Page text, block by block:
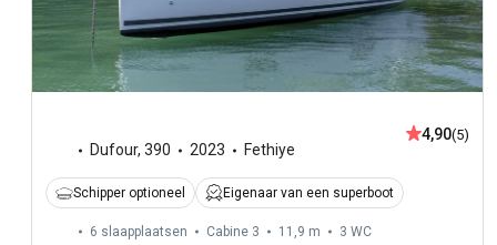
Dufour, 390 2023 Fethiye
4,90(5)
Schipper optioneel Eigenaar van een superboot
6 slaapplaatsen Cabine 3 11,9 m 3 WC